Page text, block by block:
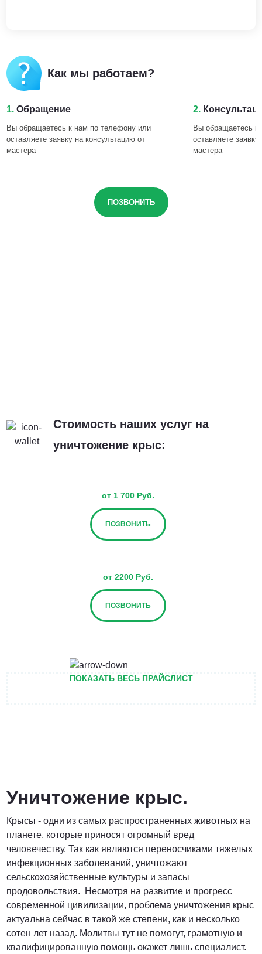
Как мы работаем?
1. Обращение
Вы обращаетесь к нам по телефону или
оставляете заявку на консультацию от
мастера
2.
Вы обращаетесь
оставляете
мастера
ПОЗВОНИТЬ
Стоимость наших услуг на
уничтожение крыс:
от 1 700 Руб.
ПОЗВОНИТЬ
от 2200 Руб.
ПОЗВОНИТЬ
Договорная
ПОЗВОНИТЬ
от 1500 Руб.
ПОЗВОНИТЬ
ПОКАЗАТЬ ВЕСЬ ПРАЙСЛИСТ
Уничтожение крыс.
Крысы - одни из самых распространенных животных на
планете, которые приносят огромный вред
человечеству. Так как являются переносчиками тяжелых
инфекционных заболеваний, уничтожают
сельскохозяйственные культуры и запасы
продовольствия. Несмотря на развитие и прогресс
современной цивилизации, проблема уничтожения крыс
актуальна сейчас в такой же степени, как и несколько
сотен лет назад. Молитвы тут не помогут, грамотную и
квалифицированную помощь окажет лишь специалист.